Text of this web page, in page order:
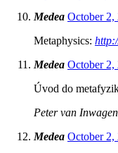
Medea October 2,
Metaphysics:
Medea October 2,
Úvod do
Peter van
Medea October 2,